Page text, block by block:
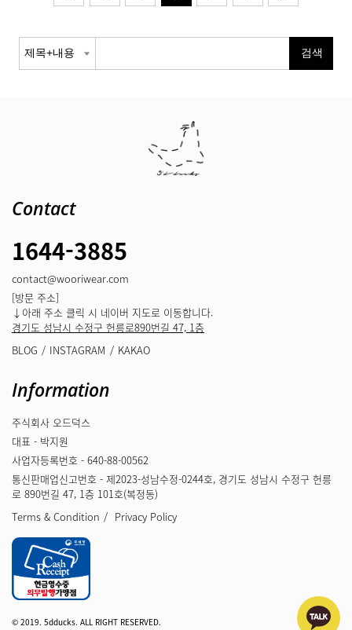
Contact
1644-3885
contact@wooriwear.com
[방문 주소]
↓아래 주소 클릭 시 네이버 지도로 이동합니다.
경기도 성남시 수정구 헌릉로890번길 47, 1층
BLOG
INSTAGRAM KAKAO
Information
주식회사 오드덕스
대표 - 박지원
사업자등록번호 - 640-88-00562
통신판매업신고번호 - 제2023-성남수정-0244호, 경기도 성남시 수정구 헌릉
로 890번길 47, 1층 101호(복정동)
Terms & Condition
Privacy Policy
© 2019. 5dducks. ALL RIGHT RESERVED.